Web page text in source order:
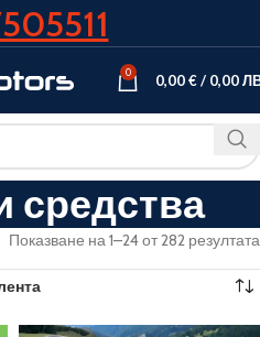
0 0,00€/ 0,00
средства
Показване на 1–24 от 282 резултата